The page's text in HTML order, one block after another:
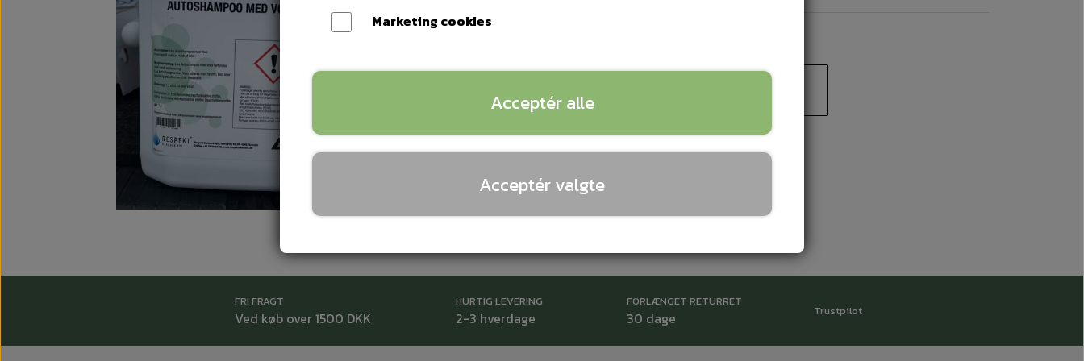
Priser er inkl. 25% moms ( Danmark )
FRI FRAGT
Ved køb over 1500 DKK
HURTIG LEVERING
2-3 hverdage
FORLÆNGET RETURRET
30 dage Trustpilot
Marketing cookies
Acceptér alle
Acceptér valgte